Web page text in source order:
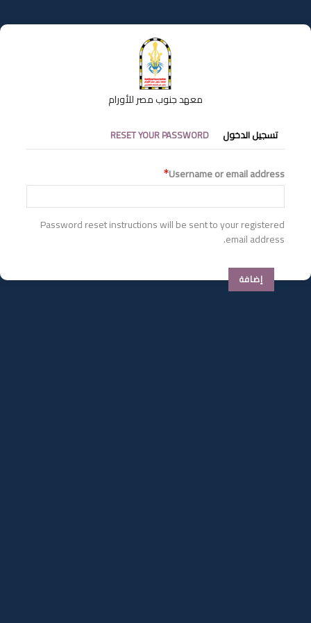
إلى
المحتوى
معهد جنوب مصر للأورام
التبويبات
الأساسية
تسجيل الدخول RESET YOUR PASSWORD
Username or email address
Password reset instructions will be sent to your registered
email address.